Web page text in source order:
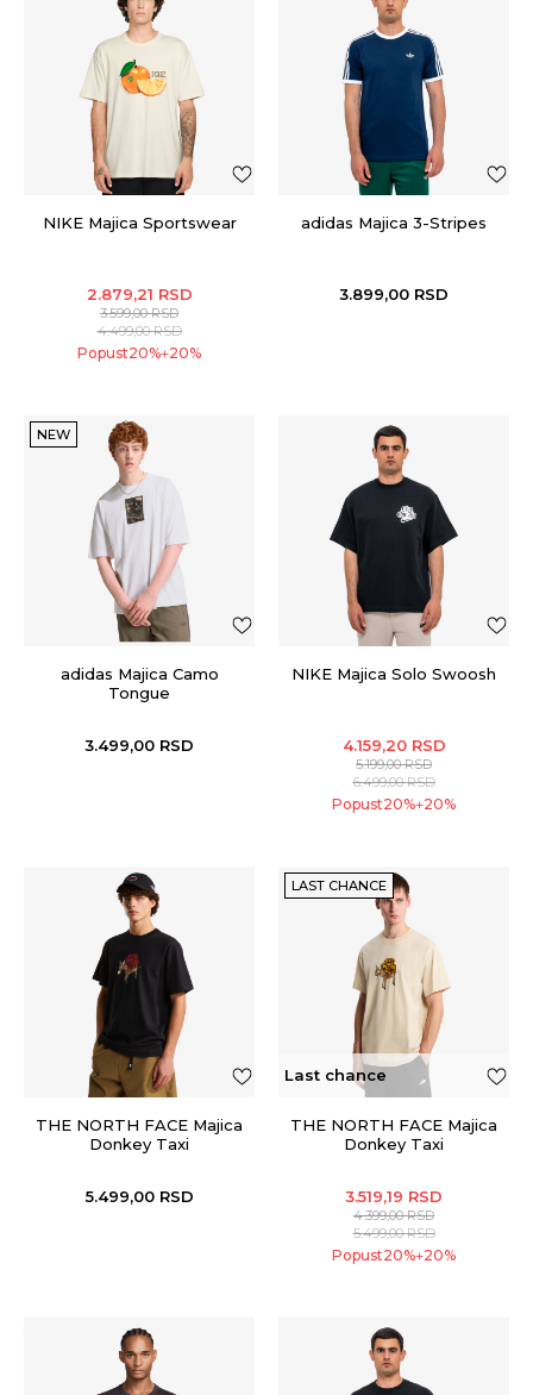
NIKE Majica Sportswear
2.879,21 RSD
3.599,00RSD
4.499,00RSD
Popust20%+20%
adidas Majica 3-Stripes
3.899,00 RSD
NEW
adidas Majica Camo
Tongue
3.499,00 RSD
NIKE Majica Solo Swoosh
4.159,20 RSD
5.199,00RSD
6.499,00RSD
Popust20%+20%
THE NORTH FACE Majica
Donkey Taxi
5.499,00 RSD
LAST CHANCE
Last chance
THE NORTH FACE Majica
Donkey Taxi
3.519,19 RSD
4.399,00RSD
5.499,00RSD
Popust20%+20%